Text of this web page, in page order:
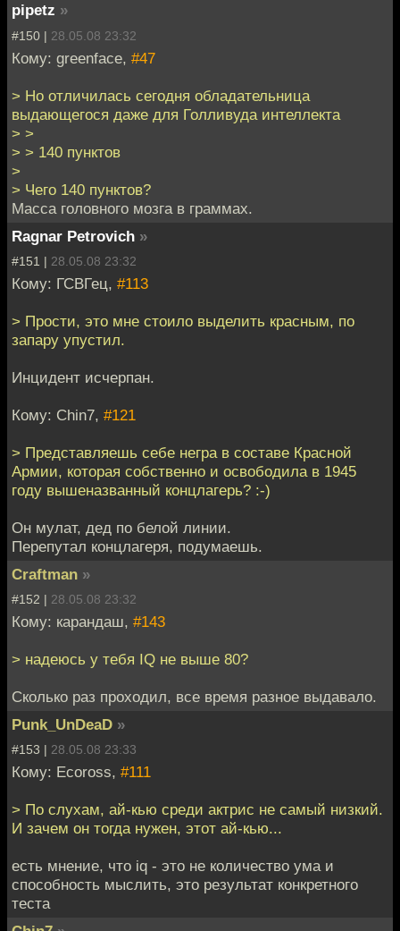
pipetz »
#150 | 28.05.08 23:32
Кому: greenface, #47
> Но отличилась сегодня обладательница
выдающегося даже для Голливуда интеллекта
> >
> > 140 пунктов
>
> Чего 140 пунктов?
Масса головного мозга в граммах.
Ragnar Petrovich »
#151 | 28.05.08 23:32
Кому: ГСВГец, #113
> Прости, это мне стоило выделить красным, по
запару упустил.
Инцидент исчерпан.
Кому: Chin7, #121
> Представляешь себе негра в составе Красной
Армии, которая собственно и освободила в 1945
году вышеназванный концлагерь? :-)
Он мулат, дед по белой линии.
Перепутал концлагеря, подумаешь.
Craftman »
#152 | 28.05.08 23:32
Кому: карандаш, #143
> надеюсь у тебя IQ не выше 80?
Сколько раз проходил, все время разное выдавало.
Punk_UnDeaD »
#153 | 28.05.08 23:33
Кому: Ecoross, #111
> По слухам, ай-кью среди актрис не самый низкий.
И зачем он тогда нужен, этот ай-кью...
есть мнение, что iq - это не количество ума и
способность мыслить, это результат конкретного
теста